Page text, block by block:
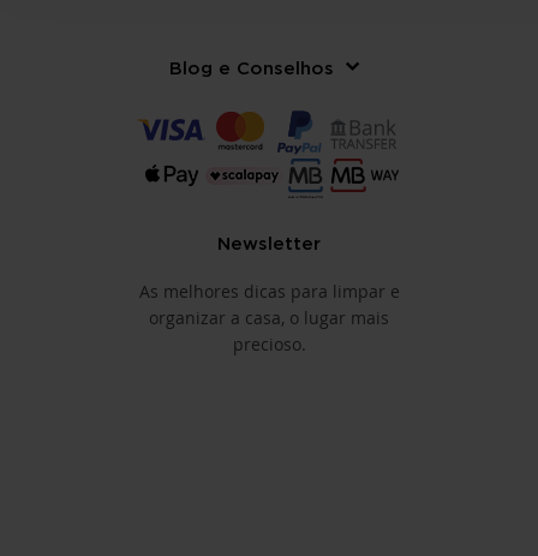
Blog e Conselhos
Newsletter
As melhores dicas para limpar e
organizar a casa, o lugar mais
precioso.